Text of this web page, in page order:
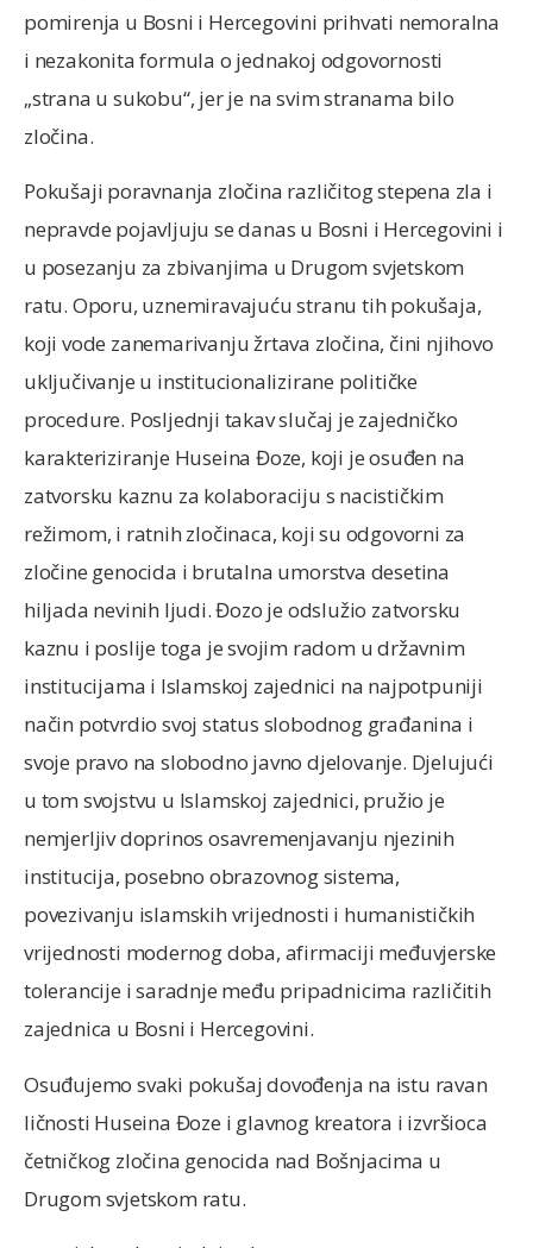
pomirenja u Bosni i Hercegovini prihvati nemoralna
i nezakonita formula o jednakoj odgovornosti
„strana u sukobu“, jer je na svim stranama bilo
zločina.
Pokušaji poravnanja zločina različitog stepena zla i
nepravde pojavljuju se danas u Bosni i Hercegovini i
u posezanju za zbivanjima u Drugom svjetskom
ratu. Oporu, uznemiravajuću stranu tih pokušaja,
koji vode zanemarivanju žrtava zločina, čini njihovo
uključivanje u institucionalizirane političke
procedure. Posljednji takav slučaj je zajedničko
karakteriziranje Huseina Đoze, koji je osuđen na
zatvorsku kaznu za kolaboraciju s nacističkim
režimom, i ratnih zločinaca, koji su odgovorni za
zločine genocida i brutalna umorstva desetina
hiljada nevinih ljudi. Đozo je odslužio zatvorsku
kaznu i poslije toga je svojim radom u državnim
institucijama i Islamskoj zajednici na najpotpuniji
način potvrdio svoj status slobodnog građanina i
svoje pravo na slobodno javno djelovanje. Djelujući
u tom svojstvu u Islamskoj zajednici, pružio je
nemjerljiv doprinos osavremenjavanju njezinih
institucija, posebno obrazovnog sistema,
povezivanju islamskih vrijednosti i humanističkih
vrijednosti modernog doba, afirmaciji međuvjerske
tolerancije i saradnje među pripadnicima različitih
zajednica u Bosni i Hercegovini.
Osuđujemo svaki pokušaj dovođenja na istu ravan
ličnosti Huseina Đoze i glavnog kreatora i izvršioca
četničkog zločina genocida nad Bošnjacima u
Drugom svjetskom ratu.